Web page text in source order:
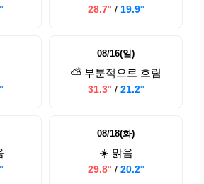
28.7° / 19.9°
08/16(일)
⛅ 부분적으로 흐림
31.3° / 21.2°
08/18(화)
☀️ 맑음
29.8° / 20.2°